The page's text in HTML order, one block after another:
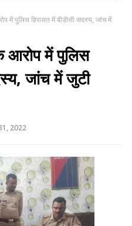
में पुलिस हिरासत में बीडीसी सदस्य, जांच में
में पुलिस
जांच में जुटी
2022